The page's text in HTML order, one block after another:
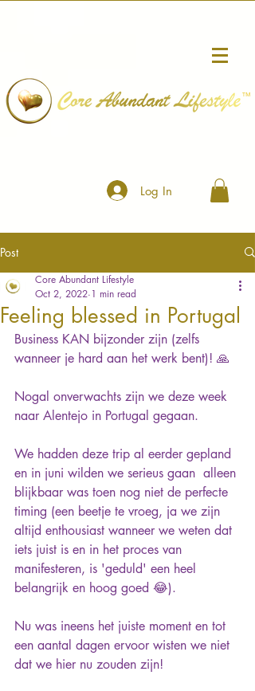
™
Log In
Post
Feeling blessed in Portugal
Core Abundant Lifestyle
Oct 2, 2022 1 min read
Business KAN bijzonder zijn (zelfs
wanneer je hard aan het werk bent)! 🙏
Nogal onverwachts zijn we deze week
naar Alentejo in Portugal gegaan.
We hadden deze trip al eerder gepland
en in juni wilden we serieus gaan  alleen
blijkbaar was toen nog niet de perfecte
timing (een beetje te vroeg, ja we zijn
altijd enthousiast wanneer we weten dat
iets juist is en in het proces van
manifesteren, is 'geduld' een heel
belangrijk en hoog goed 😂).
Nu was ineens het juiste moment en tot
een aantal dagen ervoor wisten we niet
dat we hier nu zouden zijn!